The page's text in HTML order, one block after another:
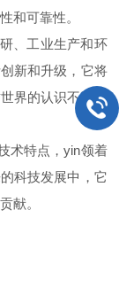
和可靠性。
、工业生产和环
新和升级，它将
界的认识不断深
术特点，yin领着
科技发展中，它
献。